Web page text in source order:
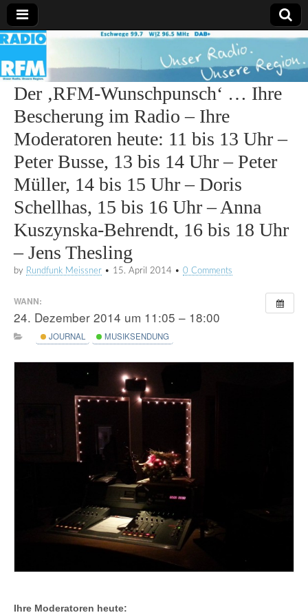
Radio
RFM
Der ‚RFM-Wunschpunsch‘ … Ihre
Bescherung im Radio – Ihre
Moderatoren heute: 11 bis 13 Uhr –
Peter Busse, 13 bis 14 Uhr – Peter
Müller, 14 bis 15 Uhr – Doris
Schellhas, 15 bis 16 Uhr – Anna
Kuszynska-Behrendt, 16 bis 18 Uhr
– Jens Thesling
by Rundfunk Meissner • 15. April 2014 • 0 Comments
WANN:
24. Dezember 2014 um 11:05 – 18:00
JOURNAL MUSIKSENDUNG
Ihre Moderatoren heute: